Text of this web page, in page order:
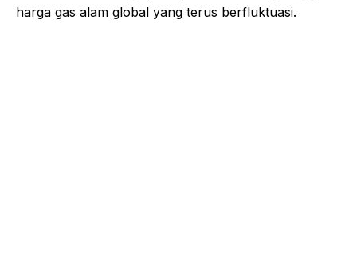
harga gas alam global yang terus berfluktuasi.